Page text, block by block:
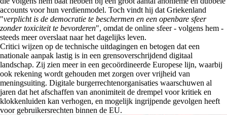
accounts voor hun verdienmodel. Toch vindt hij dat Griekenland
"verplicht is de democratie te beschermen en een openbare sfeer
zonder toxiciteit te bevorderen", omdat de online sfeer - volgens hem -
steeds meer overslaat naar het dagelijks leven.
Critici wijzen op de technische uitdagingen en betogen dat een
nationale aanpak lastig is in een grensoverschrijdend digitaal
landschap. Zij zien meer in een gecoördineerde Europese lijn, waarbij
ook rekening wordt gehouden met zorgen over vrijheid van
meningsuiting. Digitale burgerrechtenorganisaties waarschuwen al
jaren dat het afschaffen van anonimiteit de drempel voor kritiek en
klokkenluiden kan verhogen, en mogelijk ingrijpende gevolgen heeft
voor gebruikersrechten binnen de EU.